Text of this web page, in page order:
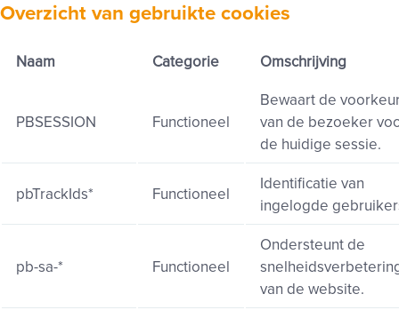
Overzicht van gebruikte cookies
Naam Categorie Omschrijving
PBSESSION Functioneel
Bewaart de
van de bezoeker
de huidige sessie.
pbTrackIds* Functioneel
Identificatie van
ingelogde
pb-sa-* Functioneel
Ondersteunt de
van de website.